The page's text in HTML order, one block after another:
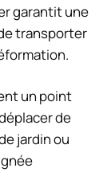
garantit une
transporter
un point
de
jardin ou